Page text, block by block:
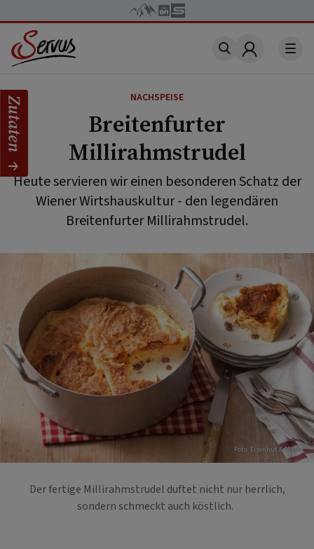
Account
NACHSPEISE
Breitenfurter
Millirahmstrudel
Heute servieren wir einen besonderen Schatz der
Wiener Wirtshauskultur - den legendären
Breitenfurter Millirahmstrudel.
Foto: Eisenhut & Mayer
Der fertige Millirahmstrudel duftet nicht nur herrlich,
sondern schmeckt auch köstlich.
Zutaten